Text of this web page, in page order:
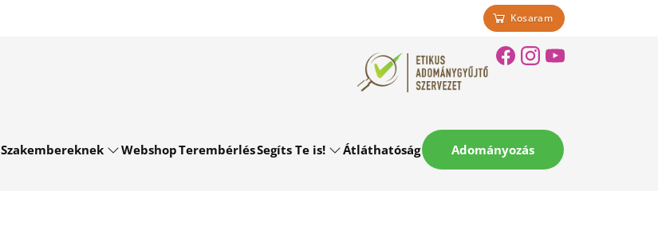
Kosaram
Szakembereknek WebshopTerembérlésSegíts Te is! Átláthatóság Adományozás